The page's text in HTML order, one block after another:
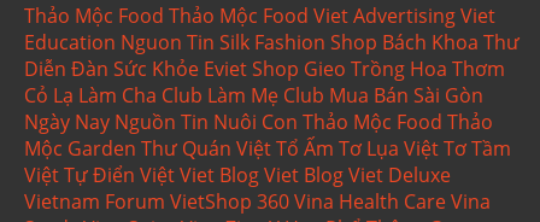
Thảo Mộc Food Thảo Mộc Food Viet AdvertisingViet
Education Nguon Tin Silk Fashion Shop Bách Khoa Thư
Diễn Đàn Sức Khỏe Eviet Shop Gieo Trồng Hoa Thơm
Cỏ Lạ Làm Cha Club Làm Mẹ Club Mua Bán Sài Gòn
Ngày Nay Nguồn Tin Nuôi Con Thảo Mộc Food Thảo
Mộc Garden Thư Quán ViệtTổ Ấm Tơ Lụa ViệtTơ Tầm
ViệtTự Điển ViệtViet BlogViet BlogViet Deluxe
Vietnam Forum VietShop 360Vina Health CareVina